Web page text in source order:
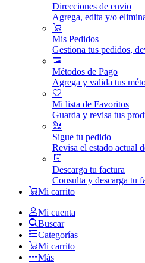
Direcciones de envio
Agrega, edita y/o
Mis Pedidos
Gestiona tus pedidos,
Métodos de Pago
Agrega y valida tus
Mi lista de Favoritos
Guarda y revisa tus
Sigue tu pedido
Revisa el estado actual
Descarga tu factura
Consulta y descarga tu
Mi carrito
Mi cuenta
Buscar
Categorías
Mi carrito
Más